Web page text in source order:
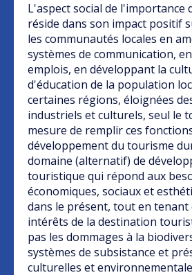
L'aspect social de l'importance
réside dans son impact positif
les communautés locales en
systèmes de communication,
emplois, en développant la
d'éducation de la population
certaines régions, éloignées
industriels et culturels, seul le
mesure de remplir ces
développement du tourisme
domaine (alternatif) de
touristique qui répond aux
économiques, sociaux et
dans le présent, tout en tenant
intérêts de la destination
pas les dommages à la
systèmes de subsistance et
culturelles et